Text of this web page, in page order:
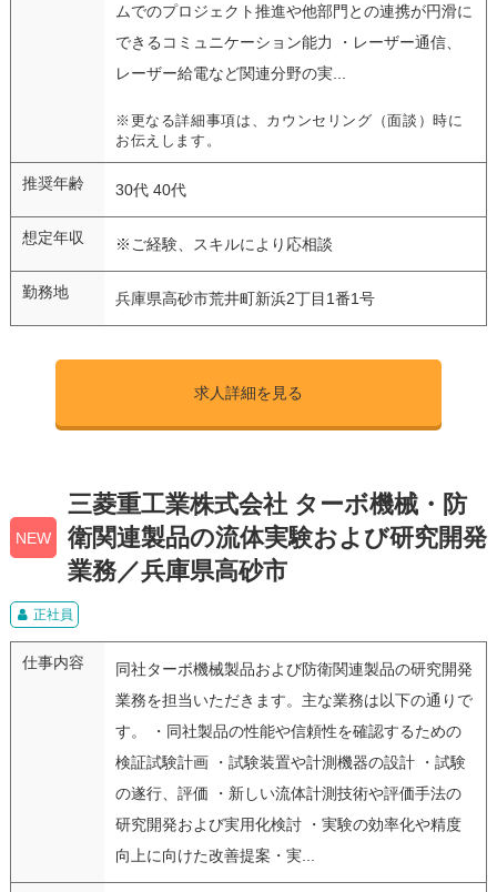
ムでのプロジェクト推進や他部門との連携が円滑に
できるコミュニケーション能力 ・レーザー通信、
レーザー給電など関連分野の実...
※更なる詳細事項は、カウンセリング（面談）時に
お伝えします。
推奨年齢 30代 40代
想定年収 ※ご経験、スキルにより応相談
勤務地 兵庫県高砂市荒井町新浜2丁目1番1号
求人詳細を見る
NEW
三菱重工業株式会社 ターボ機械・防
衛関連製品の流体実験および研究開発
業務／兵庫県高砂市
正社員
仕事内容
同社ターボ機械製品および防衛関連製品の研究開発
業務を担当いただきます。主な業務は以下の通りで
す。 ・同社製品の性能や信頼性を確認するための
検証試験計画 ・試験装置や計測機器の設計 ・試験
の遂行、評価 ・新しい流体計測技術や評価手法の
研究開発および実用化検討 ・実験の効率化や精度
向上に向けた改善提案・実...